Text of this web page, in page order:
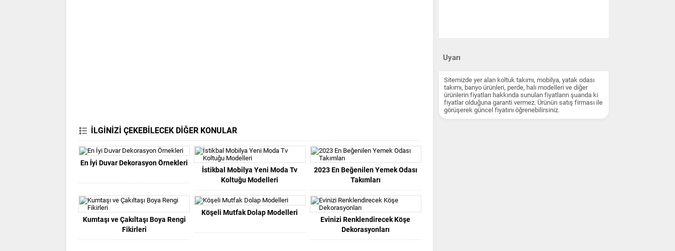
İLGİNİZİ ÇEKEBİLECEK DİĞER KONULAR
En İyi Duvar Dekorasyon Örnekleri
İstikbal Mobilya Yeni Moda Tv
Koltuğu Modelleri
2023 En Beğenilen Yemek Odası
Takımları
Kumtaşı ve Çakıltaşı Boya Rengi
Fikirleri
Köşeli Mutfak Dolap Modelleri
Evinizi Renklendirecek Köşe
Dekorasyonları
Uyarı
Sitemizde yer alan koltuk takımı, mobilya, yatak odası
takımı, banyo ürünleri, perde, halı modelleri ve diğer
ürünlerin fiyatları hakkında sunulan fiyatların şuanda ki
fiyatlar olduğuna garanti vermez. Ürünün satış firması ile
görüşerek güncel fiyatını öğrenebilirsiniz.